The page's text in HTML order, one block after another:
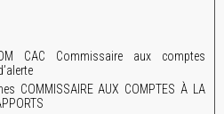
CAC Commissaire aux comptes
COMMISSAIRE AUX COMPTES À LA